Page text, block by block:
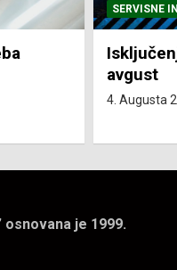
4.
SERVISNE
4. avgust
4. Augusta
je 1999.